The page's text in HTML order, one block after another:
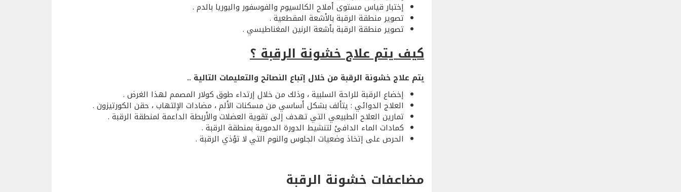
إختبار قياس مستوى أملاح الكالسيوم والفوسفور واليوريا بالدم .
تصوير منطقة الرقبة بالأشعة المقطعية .
تصوير منطقة الرقبة بأشعة الرنين المغناطيسي .
كيف يتم علاج خشونة الرقبة ؟
يتم علاج خشونة الرقبة من خلال إتباع النصائح والتعليمات التالية ..
إخضاع الرقبة للراحة السلبية ، وذلك من خلال إرتداء طوق كولار المصمم لهذا الغرض .
العلاج الدوائي : يتألف بشكل أساسي من مسكنات الألم ، مضادات الإلتهاب ، حقن الكورتيزون .
تمارين العلاح الطبيعي التي تهدف إلى تقوية العضلات والأربطة الداعمة لمنطقة الرقبة .
كمادات الماء الدافئ لتنشيط الدورة الدموية بمنطقة الرقبة .
الحرص على إتخاذ وضعيات الجلوس والنوم التي لا تؤذي الرقبة .
مضاعفات خشونة الرقبة